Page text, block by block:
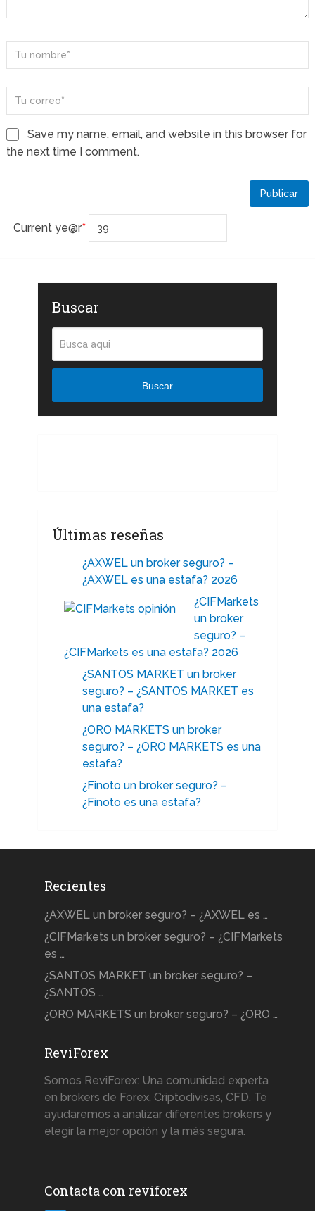
Save my name, email, and website in this browser for
the next time I comment.
Current ye@r*
Buscar
Buscar
Últimas reseñas
¿AXWEL un broker seguro? –
¿AXWEL es una estafa? 2026
¿CIFMarkets
un broker
seguro? –
¿CIFMarkets es una estafa? 2026
¿SANTOS MARKET un broker
seguro? – ¿SANTOS MARKET es
una estafa?
¿ORO MARKETS un broker
seguro? – ¿ORO MARKETS es una
estafa?
¿Finoto un broker seguro? –
¿Finoto es una estafa?
Recientes
¿AXWEL un broker seguro? – ¿AXWEL es …
¿CIFMarkets un broker seguro? – ¿CIFMarkets
es …
¿SANTOS MARKET un broker seguro? –
¿SANTOS …
¿ORO MARKETS un broker seguro? – ¿ORO …
ReviForex
Somos ReviForex: Una comunidad experta
en brokers de Forex, Criptodivisas, CFD. Te
ayudaremos a analizar diferentes brokers y
elegir la mejor opción y la más segura.
Contacta con reviforex